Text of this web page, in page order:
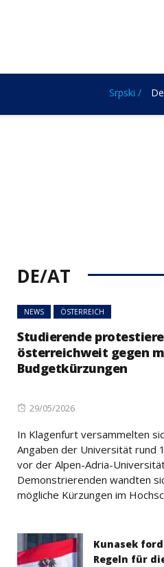
Srpski /
DE/AT
NEWS ÖSTERREICH
Studierende
österreichweit gegen
Budgetkürzungen
Posted
29/05/2026
In Klagenfurt versammelten
Angaben der Universität rund
vor der Alpen-Adria-
Demonstrierenden wandten
mögliche Kürzungen im
Kunasek
Regeln für